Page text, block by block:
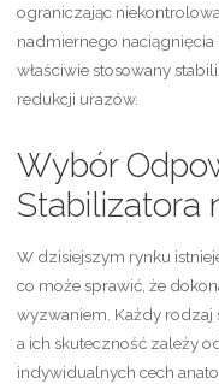
ograniczając
nadmiernego naciągnięcia
właściwie stosowany
redukcji urazów.
Wybór
Stabilizatora
W dzisiejszym rynku
co może sprawić, że
wyzwaniem. Każdy rodzaj
a ich skuteczność zależy
indywidualnych cech